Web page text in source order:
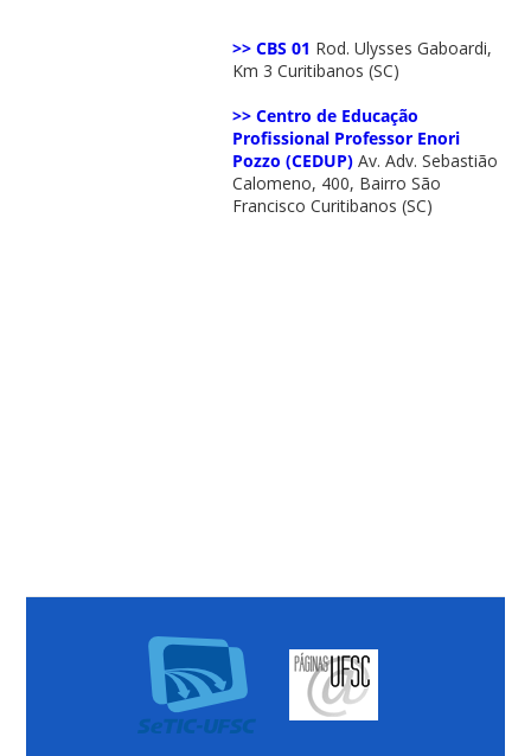
>> CBS 01 Rod. Ulysses Gaboardi,
Km 3 Curitibanos (SC)
>> Centro de Educação
Profissional Professor Enori
Pozzo (CEDUP)Av. Adv. Sebastião
Calomeno, 400, Bairro São
Francisco Curitibanos (SC)